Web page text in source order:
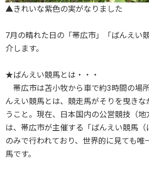
▲きれいな紫色の実がなりました
7月の晴れた日の「帯広市」「ばんえい
介します。
★ばんえい競馬とは・・・
帯広市は苫小牧から車で約3時間の場
んえい競馬とは、競走馬がそりを曳き
うこと。現在、日本国内の公営競技（地
は、帯広市が主催する「ばんえい競馬（
のみで行われており、世界的に見ても唯
馬です。